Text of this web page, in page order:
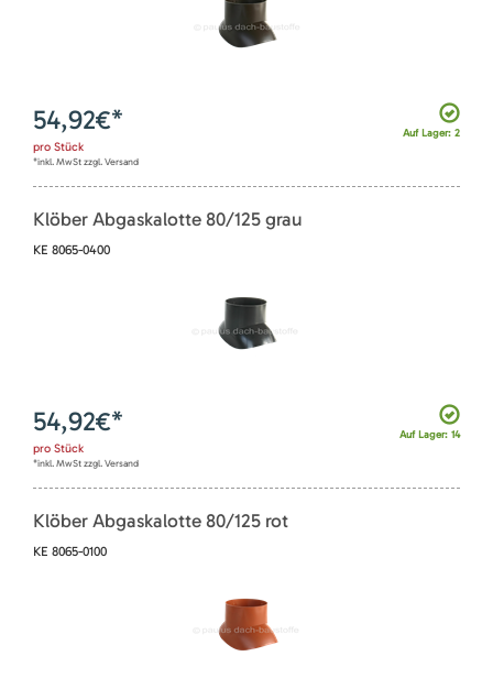
Auf Lager: 2
54,92€*
pro Stück
*inkl. MwSt zzgl. Versand
Klöber Abgaskalotte 80/125 grau
KE 8065-0400
Auf Lager: 14
54,92€*
pro Stück
*inkl. MwSt zzgl. Versand
Klöber Abgaskalotte 80/125 rot
KE 8065-0100